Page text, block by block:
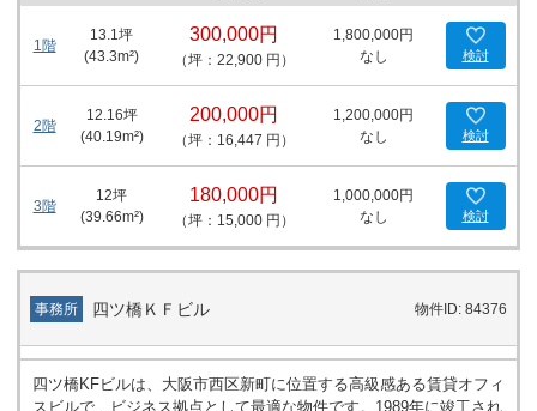
1階
13.1 坪
(43.3m²)
300,000円
（坪：22,900 円）
1,800,000円
なし
検討
2階
12.16坪
(40.19m²)
200,000円
（坪：16,447 円）
1,200,000円
なし
検討
3階
12坪
(39.66m²)
180,000円
（坪：15,000 円）
1,000,000円
なし
検討
事務所 四ツ橋ＫＦビル 物件ID: 84376
四ツ橋KFビルは、大阪市西区新町に位置する高級感ある賃貸オフィ
スビルで、ビジネス拠点として最適な物件です。1989年に竣工され